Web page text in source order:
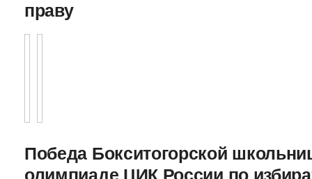
праву
Победа Бокситогорской
олимпиаде ЦИК России по